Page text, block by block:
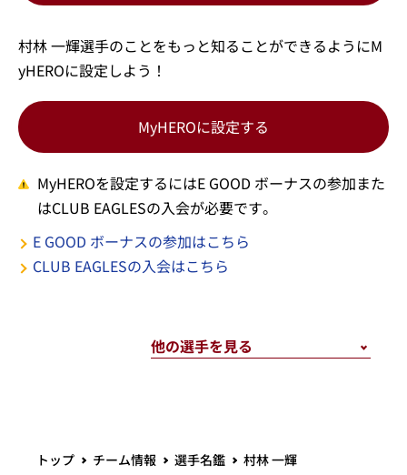
村林 一輝選手のことをもっと知ることができるようにM
yHEROに設定しよう！
MyHEROに設定する
MyHEROを設定するにはE GOOD ボーナスの参加また
はCLUB EAGLESの入会が必要です。
E GOOD ボーナスの参加はこちら
CLUB EAGLESの入会はこちら
トップ チーム情報 選手名鑑 村林 一輝